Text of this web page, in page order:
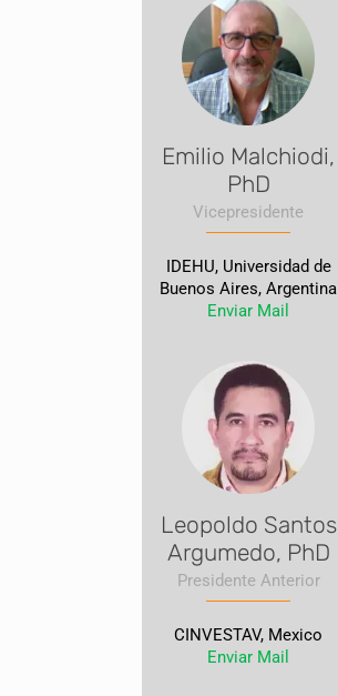
Emilio Malchiodi,
PhD
Vicepresidente
IDEHU, Universidad de
Buenos Aires, Argentina
Enviar Mail
Leopoldo Santos
Argumedo, PhD
Presidente Anterior
CINVESTAV, Mexico
Enviar Mail